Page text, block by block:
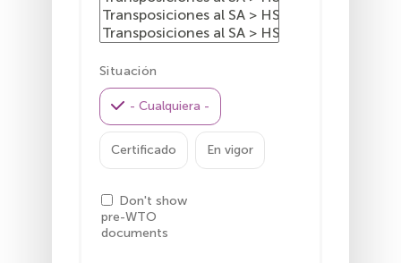
Situación
- Cualquiera -
Certificado En vigor
Don't show
pre-WTO
documents